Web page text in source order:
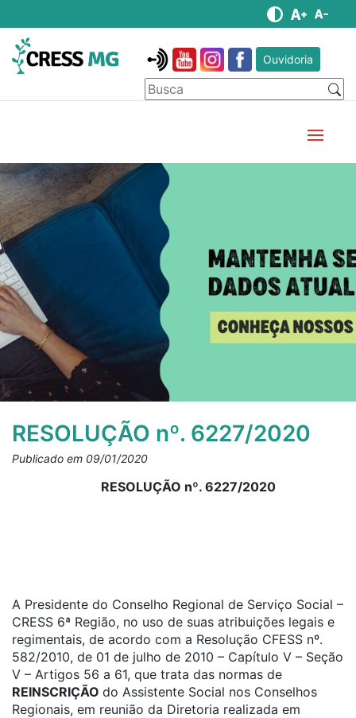
Ouvidoria
RESOLUÇÃO nº. 6227/2020
Publicado em 09/01/2020
RESOLUÇÃO nº. 6227/2020
A Presidente do Conselho Regional de Serviço Social –
CRESS 6ª Região, no uso de suas atribuições legais e
regimentais, de acordo com a Resolução CFESS nº.
582/2010, de 01 de julho de 2010 – Capítulo V – Seção
V – Artigos 56 a 61, que trata das normas de
REINSCRIÇÃO do Assistente Social nos Conselhos
Regionais, em reunião da Diretoria realizada em